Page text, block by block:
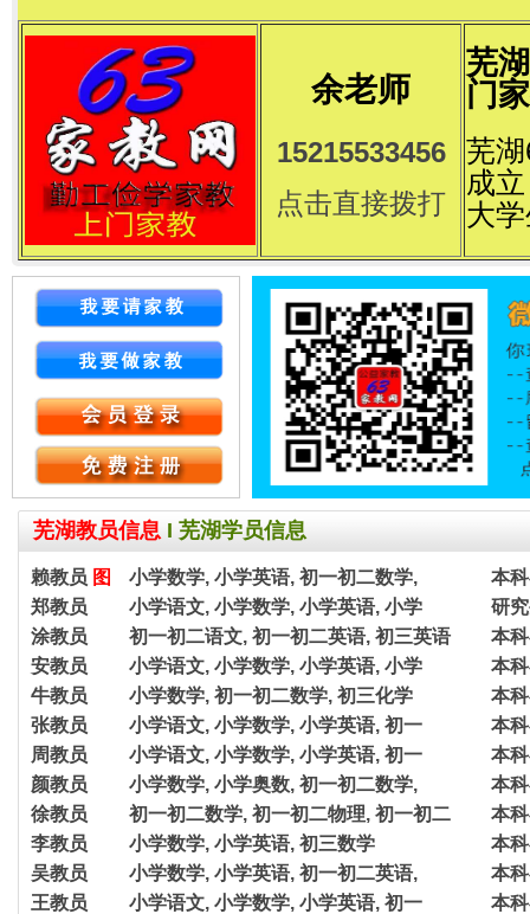
余老师
15215533456
点击直接拨打
芜
门
芜
成
大
芜湖教员信息 I 芜湖学员信息
赖教员 图 小学数学, 小学英语, 初一初二数学,
本
郑教员
小学语文, 小学数学, 小学英语, 小学
研
涂教员
初一初二语文, 初一初二英语, 初三英语
本
安教员
小学语文, 小学数学, 小学英语, 小学
本
牛教员
小学数学, 初一初二数学, 初三化学
本
张教员
小学语文, 小学数学, 小学英语, 初一
本
周教员
小学语文, 小学数学, 小学英语, 初一
本
颜教员
小学数学, 小学奥数, 初一初二数学,
本
徐教员
初一初二数学, 初一初二物理, 初一初二
本
李教员
小学数学, 小学英语, 初三数学
本
吴教员
小学数学, 小学英语, 初一初二英语,
本
王教员
小学语文, 小学数学, 小学英语, 初一
本